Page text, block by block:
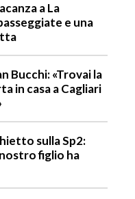
a La
e una
Bucchi: «Trovai la
in casa a Cagliari
sulla Sp2:
figlio ha